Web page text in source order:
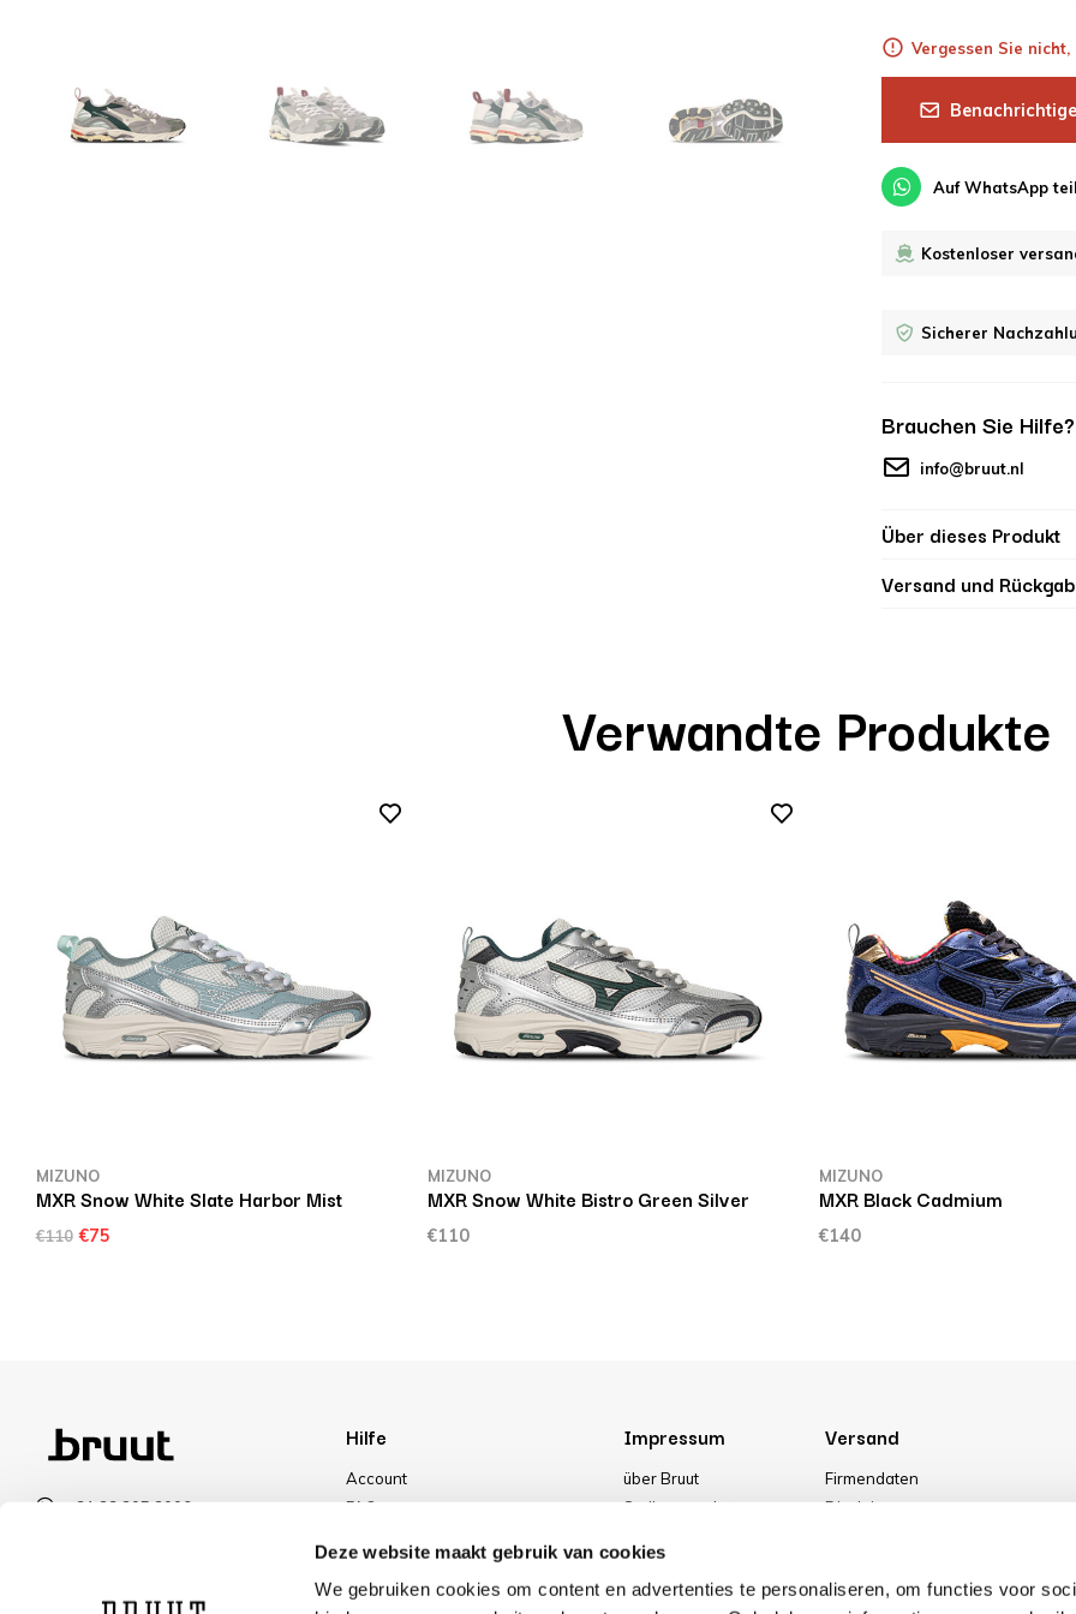
Deze website maakt gebruik van cookies
We gebruiken cookies om content en advertenties te personaliseren, om functies voor
Vergessen Sie
Auf WhatsApp
Kostenloser
Sicherer
Brauchen Sie
info@bruut.nl
Über dieses Produkt
Versand und
Verwandte Produkte
MIZUNO
MXR Snow White Slate Harbor Mist
€110 €75
MIZUNO
MXR Snow White Bistro Green Silver
€110
MIZUNO
MXR Black Cadmium
€140
+31 23 205 2006
Hilfe
Account
FAQ
Zahlungsarten
Versand
Impressum
über Bruut
Stellenangebote
Unser geschäft
Versand
Firmendaten
Disclaimer
Cookies